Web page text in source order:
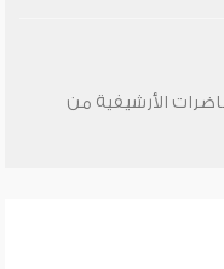
الأرشيفية من